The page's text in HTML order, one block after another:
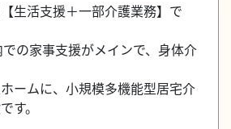
生活支援＋一部介護業務】で
の家事支援がメインで、身体介
ームに、小規模多機能型居宅介
す。